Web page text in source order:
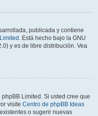
publicada y contiene
. Está hecho bajo la GNU
y es de libre distribución. Vea
Limited. Si usted cree que
visite Centro de phpBB Ideas
o sugerir nuevas